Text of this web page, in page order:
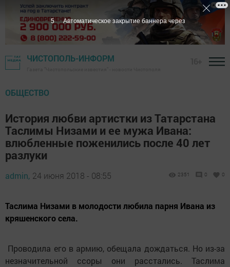
ЧИСТОПОЛЬ-ИНФОРМ
ОБЩЕСТВО
История любви артистки из Татарстана
Таслимы Низами и ее мужа Ивана:
влюбленные поженились после 40 лет
разлуки
admin, 24 июня 2018 - 08:55 2351 0 0
Таслима Низами в молодости любила парня Ивана из
кряшенского села.
Проводила его в армию, обещала дождаться. Но из-за
незначительной ссоры они расстались. Таслима
4 Автоматическое закрытие баннера через